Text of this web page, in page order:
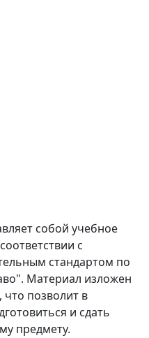
собой учебное
с
стандартом по
Материал изложен
что позволит в
и сдать
предмету.